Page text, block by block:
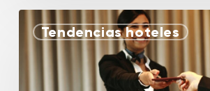
Tendencias hoteles